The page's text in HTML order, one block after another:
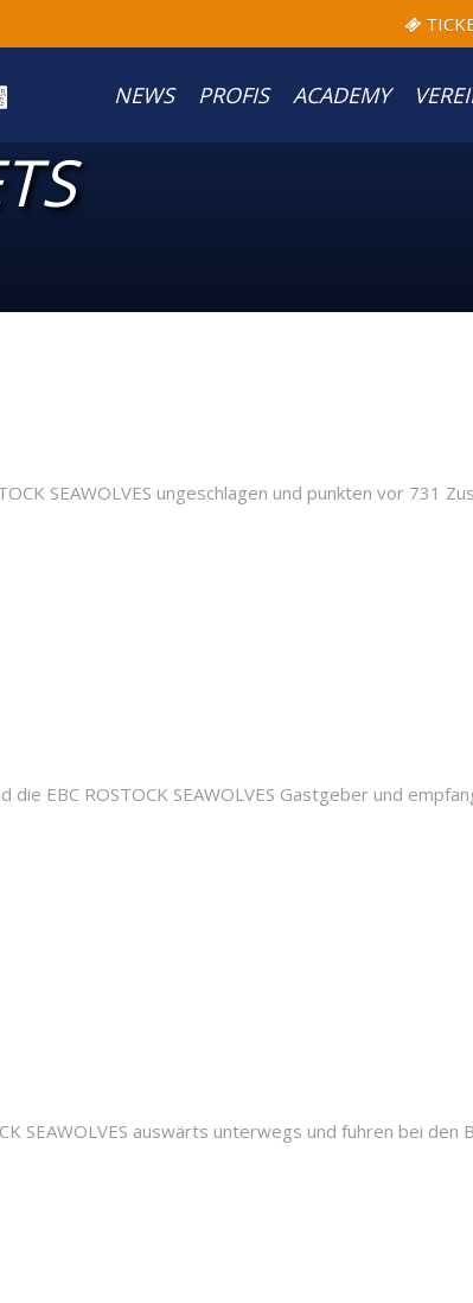
NEWS PROFIS ACADEMY
SEAWOLVES ungeschlagen und punkten vor 731
EBC ROSTOCK SEAWOLVES Gastgeber und
SEAWOLVES auswärts unterwegs und fuhren bei